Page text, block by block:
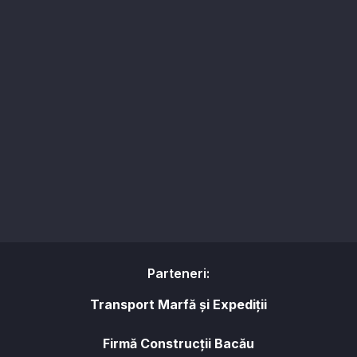
Parteneri:
Transport Marfă și Expediții
Firmă Construcții Bacău